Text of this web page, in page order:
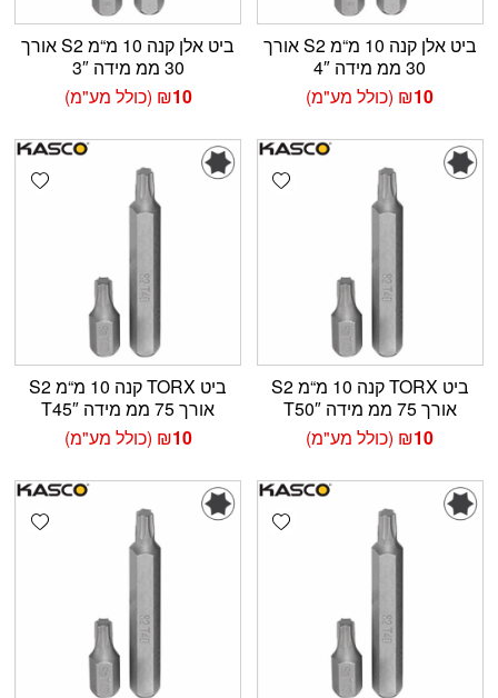
ביט אלן קנה 10 מ“מ S2 אורך
30 ממ מידה 4″
₪10 (כולל מע"מ)
ביט אלן קנה 10 מ“מ S2 אורך
30 ממ מידה 3″
₪10 (כולל מע"מ)
Add wishlist
ביט TORX קנה 10 מ“מ S2
אורך 75 ממ מידה T50″
₪10 (כולל מע"מ)
ביט TORX קנה 10 מ“מ S2
אורך 75 ממ מידה T45″
₪10 (כולל מע"מ)
Add wishlist